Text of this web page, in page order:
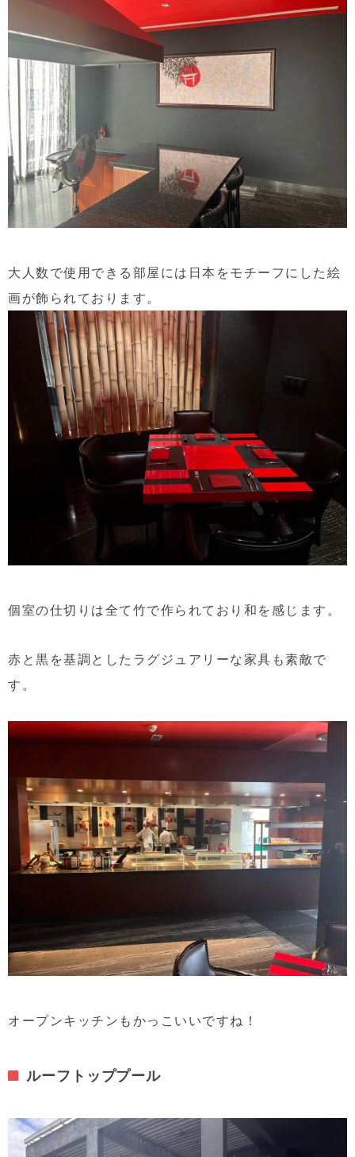
大人数で使用できる部屋には日本をモチーフにした絵
画が飾られております。
個室の仕切りは全て竹で作られており和を感じます。
赤と黒を基調としたラグジュアリーな家具も素敵で
す。
オープンキッチンもかっこいいですね！
ルーフトッププール